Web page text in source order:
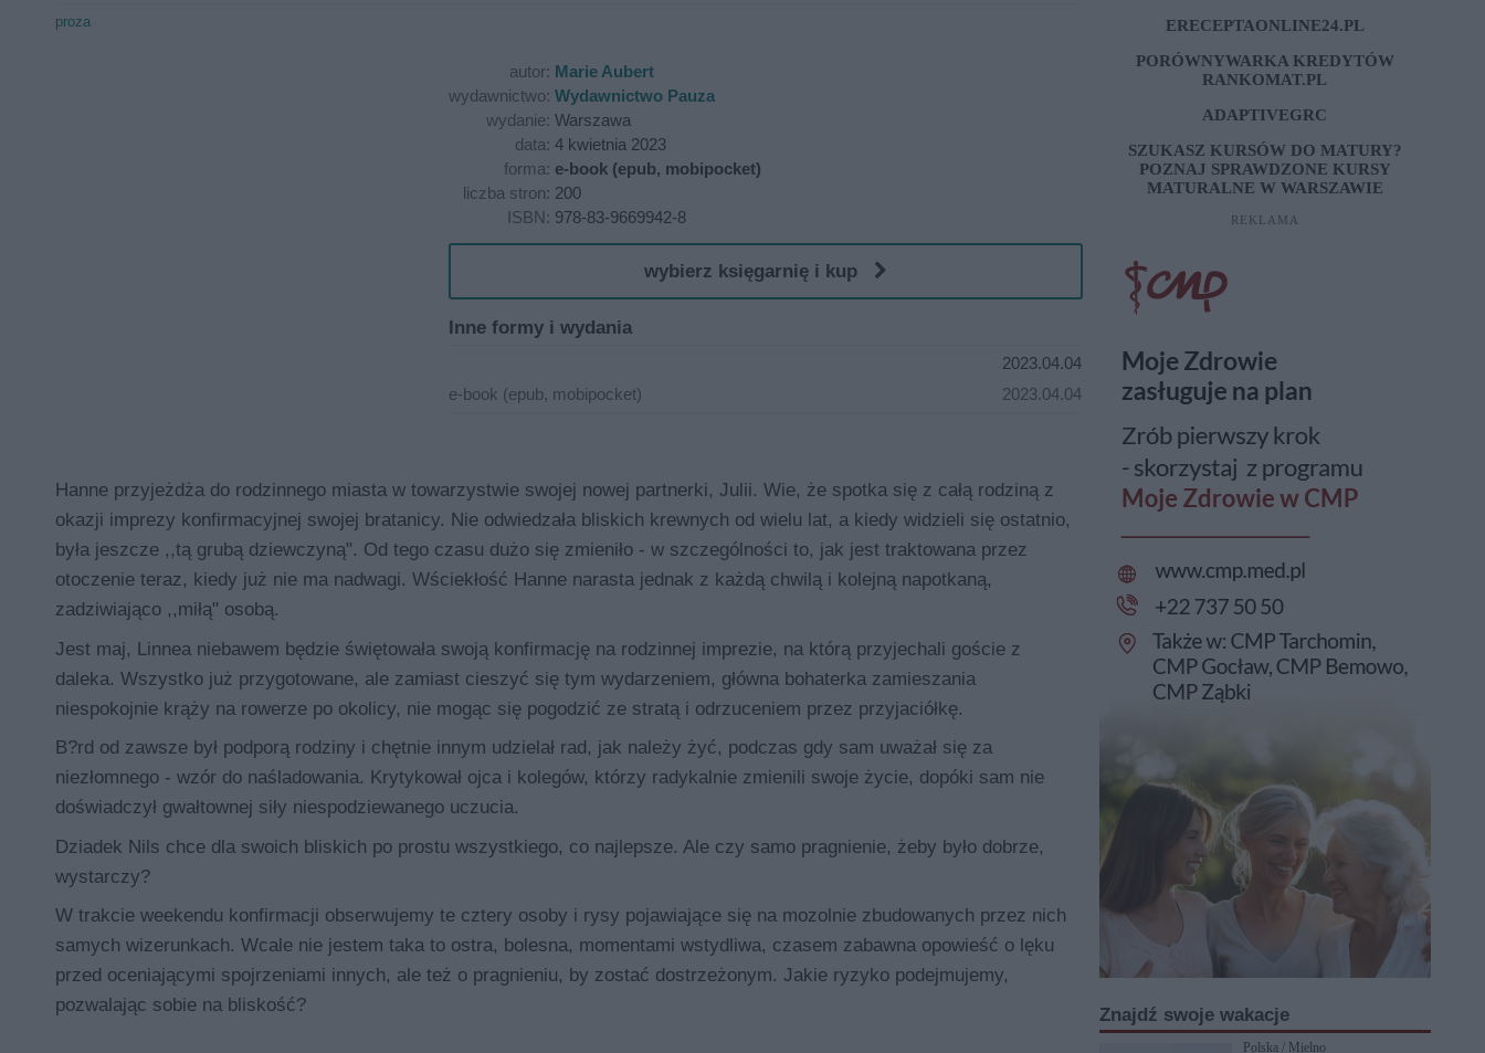
proza
autor: Marie Aubert
wydawnictwo: Wydawnictwo Pauza
wydanie: Warszawa
data: 4 kwietnia 2023
forma: e-book (epub, mobipocket)
liczba stron: 200
ISBN: 978-83-9669942-8
wybierz księgarnię i kup
Inne formy i wydania
2023.04.04
e-book (epub, mobipocket)
2023.04.04
Hanne przyjeżdża do rodzinnego miasta w towarzystwie swojej nowej partnerki, Julii. Wie, że spotka się z całą rodziną z
okazji imprezy konfirmacyjnej swojej bratanicy. Nie odwiedzała bliskich krewnych od wielu lat, a kiedy widzieli się ostatnio,
była jeszcze ,,tą grubą dziewczyną". Od tego czasu dużo się zmieniło - w szczególności to, jak jest traktowana przez
otoczenie teraz, kiedy już nie ma nadwagi. Wściekłość Hanne narasta jednak z każdą chwilą i kolejną napotkaną,
zadziwiająco ,,miłą" osobą.
Jest maj, Linnea niebawem będzie świętowała swoją konfirmację na rodzinnej imprezie, na którą przyjechali goście z
daleka. Wszystko już przygotowane, ale zamiast cieszyć się tym wydarzeniem, główna bohaterka zamieszania
niespokojnie krąży na rowerze po okolicy, nie mogąc się pogodzić ze stratą i odrzuceniem przez przyjaciółkę.
B?rd od zawsze był podporą rodziny i chętnie innym udzielał rad, jak należy żyć, podczas gdy sam uważał się za
niezłomnego - wzór do naśladowania. Krytykował ojca i kolegów, którzy radykalnie zmienili swoje życie, dopóki sam nie
doświadczył gwałtownej siły niespodziewanego uczucia.
Dziadek Nils chce dla swoich bliskich po prostu wszystkiego, co najlepsze. Ale czy samo pragnienie, żeby było dobrze,
wystarczy?
W trakcie weekendu konfirmacji obserwujemy te cztery osoby i rysy pojawiające się na mozolnie zbudowanych przez nich
samych wizerunkach. Wcale nie jestem taka to ostra, bolesna, momentami wstydliwa, czasem zabawna opowieść o lęku
przed oceniającymi spojrzeniami innych, ale też o pragnieniu, by zostać dostrzeżonym. Jakie ryzyko podejmujemy,
pozwalając sobie na bliskość?
ERECEPTAONLINE24.PL
PORÓWNYWARKA KREDYTÓW
RANKOMAT.PL
ADAPTIVEGRC
SZUKASZ KURSÓW DO MATURY?
POZNAJ SPRAWDZONE KURSY
MATURALNE W WARSZAWIE
REKLAMA
Znajdź swoje wakacje
Polska / Mielno